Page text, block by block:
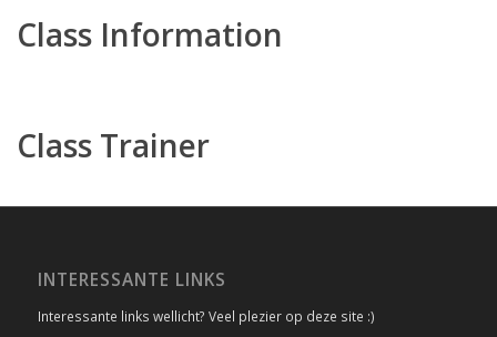
Class Information
Class Trainer
INTERESSANTE LINKS
Interessante links wellicht? Veel plezier op deze site :)